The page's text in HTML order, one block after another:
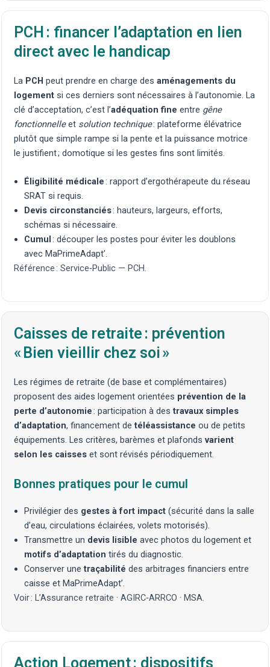
PCH : financer l’adaptation en lien
direct avec le handicap
La PCH peut prendre en charge desaménagements du
logement si ces derniers sont nécessaires à l’autonomie. La
clé d’acceptation, c’est l’adéquation fine entre gêne
fonctionnelleet solution technique:plateforme élévatrice
plutôt que simple rampe si la pente et la puissance motrice
le justifient ;domotique si les gestes fins sont limités.
Éligibilité médicale: rapport d’ergothérapeute du réseau
SRAT si requis.
Devis circonstanciés: hauteurs, largeurs, efforts,
schémas si nécessaire.
Cumul: découper les postes pour éviter les doublons
avec MaPrimeAdapt’.
Référence :Service‑Public — PCH.
Caisses de retraite : prévention
« Bien vieillir chez soi »
Les régimes de retraite (de base et complémentaires)
proposent des aides logement orientées prévention de la
perte d’autonomie: participation à destravaux simples
d’adaptation, financement detéléassistance ou de petits
équipements. Les critères, barèmes et plafondsvarient
selon les caisses et sont révisés périodiquement.
Bonnes pratiques pour le cumul
Privilégier des gestes à fort impact (sécurité dans la salle
d’eau, circulations éclairées,volets motorisés).
Transmettre un devis lisible avec photos du logement et
motifs d’adaptation tirés du diagnostic.
Conserver unetraçabilité des arbitrages financiers entre
caisse et MaPrimeAdapt’.
Voir :L’Assurance retraite ·AGIRC‑ARRCO ·MSA.
Action Logement : dispositifs